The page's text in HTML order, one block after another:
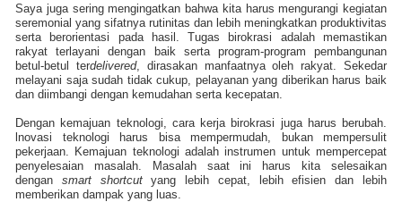
Saya juga sering mengingatkan bahwa kita harus mengurangi kegiatan
seremonial yang sifatnya rutinitas dan lebih meningkatkan produktivitas
serta berorientasi pada hasil. Tugas birokrasi adalah memastikan
rakyat terlayani dengan
baik serta program-program pembangunan
betul-betul terdelivered, dirasakan manfaatnya oleh rakyat. Sekedar
melayani saja sudah tidak cukup, pelayanan yang diberikan harus baik
dan diimbangi dengan kemudahan serta kecepatan.
Dengan kemajuan teknologi, cara kerja birokrasi juga harus berubah.
lnovasi teknologi harus bisa mempermudah, bukan mempersulit
pekerjaan. Kemajuan teknologi adalah instrumen untuk mempercepat
penyelesaian masalah. Masalah saat ini harus kita selesaikan
dengan smart shortcutyang lebih cepat, lebih efisien dan lebih
memberikan dampak yang luas.